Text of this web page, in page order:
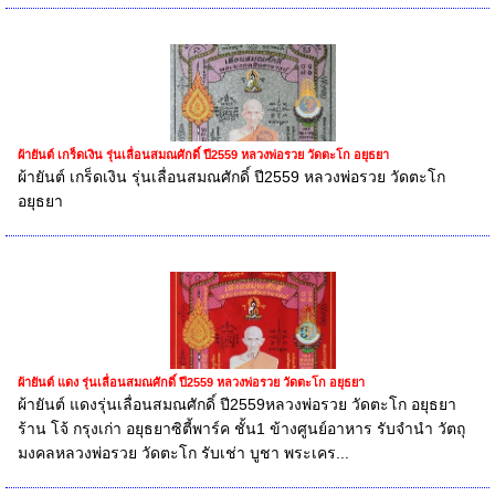
ผ้ายันต์ เกร็ดเงิน รุ่นเลื่อนสมณศักดิ์ ปี2559 หลวงพ่อรวย วัดตะโก อยุธยา
ผ้ายันต์ เกร็ดเงิน รุ่นเลื่อนสมณศักดิ์ ปี2559 หลวงพ่อรวย วัดตะโก
อยุธยา
ผ้ายันต์ แดง รุ่นเลื่อนสมณศักดิ์ ปี2559 หลวงพ่อรวย วัดตะโก อยุธยา
ผ้ายันต์ แดงรุ่นเลื่อนสมณศักดิ์ ปี2559หลวงพ่อรวย วัดตะโก อยุธยา
ร้าน โจ้ กรุงเก่า อยุธยาซิตี้พาร์ค ชั้น1 ข้างศูนย์อาหาร รับจำนำ วัตถุ
มงคลหลวงพ่อรวย วัดตะโก รับเช่า บูชา พระเคร...